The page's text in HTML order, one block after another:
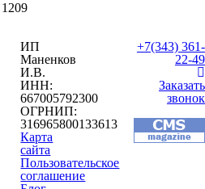
ИП
Маненков
И.В.
ИНН:
667005792300
ОГРНИП:
316965800133613
Карта
сайта
Пользовательское
соглашение
+7(343) 361-
22-49
Заказать
звонок